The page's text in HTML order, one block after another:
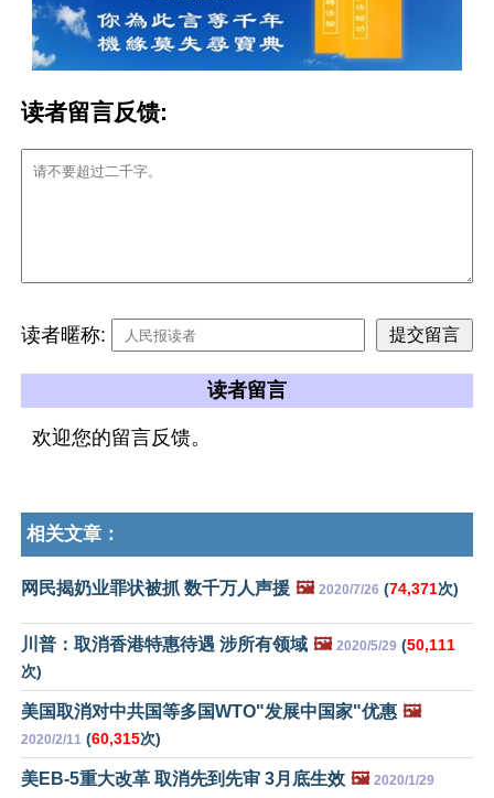
读者留言反馈:
读者暱称:
读者留言
欢迎您的留言反馈。
相关文章：
网民揭奶业罪状被抓 数千万人声援 🖼️ 2020/7/26 (74,371次)
川普：取消香港特惠待遇 涉所有领域 🖼️ 2020/5/29 (50,111
次)
美国取消对中共国等多国WTO"发展中国家"优惠 🖼️
2020/2/11 (60,315次)
美EB-5重大改革 取消先到先审 3月底生效 🖼️ 2020/1/29